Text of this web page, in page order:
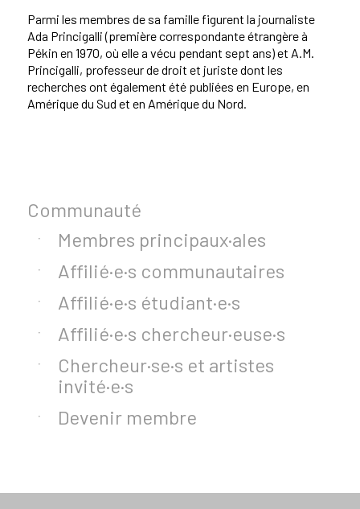
Parmi les membres de sa famille figurent la journaliste
Ada Princigalli (première correspondante étrangère à
Pékin en 1970, où elle a vécu pendant sept ans) et A.M.
Princigalli, professeur de droit et juriste dont les
recherches ont également été publiées en Europe, en
Amérique du Sud et en Amérique du Nord.
Communauté
Membres principaux·ales
Affilié·e·s communautaires
Affilié·e·s étudiant·e·s
Affilié·e·s chercheur·euse·s
Chercheur·se·s et artistes
invité·e·s
Devenir membre